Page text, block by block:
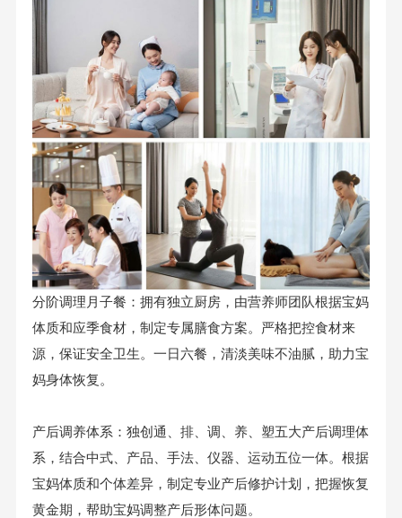
分阶调理月子餐：拥有独立厨房，由营养师团队根据宝妈
体质和应季食材，制定专属膳食方案。严格把控食材来
源，保证安全卫生。一日六餐，清淡美味不油腻，助力宝
妈身体恢复。
产后调养体系：独创通、排、调、养、塑五大产后调理体
系，结合中式、产品、手法、仪器、运动五位一体。根据
宝妈体质和个体差异，制定专业产后修护计划，把握恢复
黄金期，帮助宝妈调整产后形体问题。